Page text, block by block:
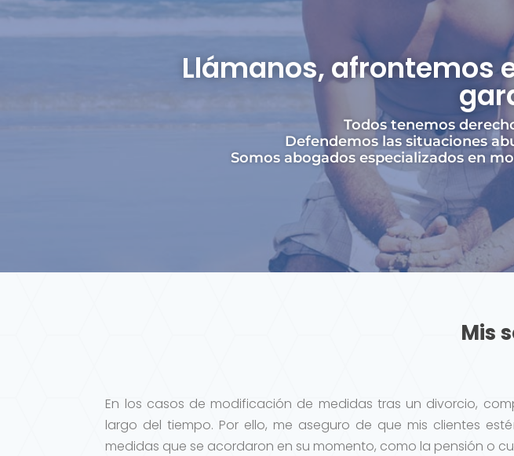
Llámanos, afrontemos
Todos tenemos
Defendemos las situaciones
Somos abogados especializados en
Mis
En los casos de modificación de medidas tras un divorcio,
largo del tiempo. Por ello, me aseguro de que mis clientes
medidas que se acordaron en su momento, como la pensión o